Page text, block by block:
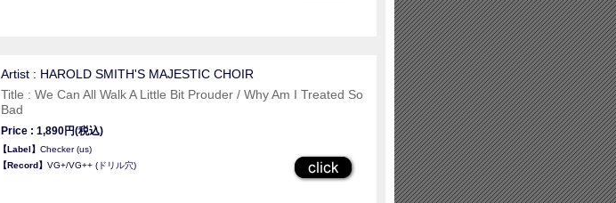
Artist : HAROLD SMITH'S MAJESTIC CHOIR
Title : We Can All Walk A Little Bit Prouder / Why Am I Treated So
Bad
Price : 1,890円(税込)
【Label】 Checker (us)
【Record】 VG+/VG++ (ドリル穴)